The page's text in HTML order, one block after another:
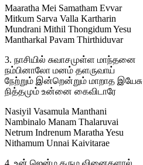
Maaratha Mei Samatham Evvar
Mitkum Sarva Valla Kartharin
Mundrani Mithil Thongidum Yesu
Mantharkal Pavam Thirthiduvar
3. நாசியில் சுவாசமுள்ள மாந்தனை
நம்பினாலோ மனம் தளருவாய்
நேற்றும் இன்றென்றும் மாறாத இயேசு
நித்தமும் உன்னை கைவிடாரே
Nasiyil Vasamula Manthani
Nambinalo Manam Thalaruvai
Netrum Indrenum Maratha Yesu
Nithamum Unnai Kaivitarae
4. உன் ஜென்ம கரும வினைகளால்